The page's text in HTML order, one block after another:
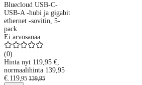
Bluecloud USB-C-
USB-A -hubi ja gigabit
ethernet -sovitin, 5-
pack
Ei arvosanaa
(0)
Hinta nyt 119,95 €,
normaalihinta 139,95
€. 119,95 139,95